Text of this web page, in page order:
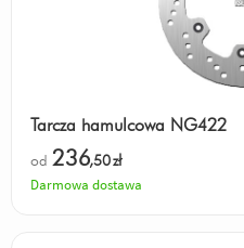
Tarcza hamulcowa NG422
od 236,50zł
Darmowa dostawa